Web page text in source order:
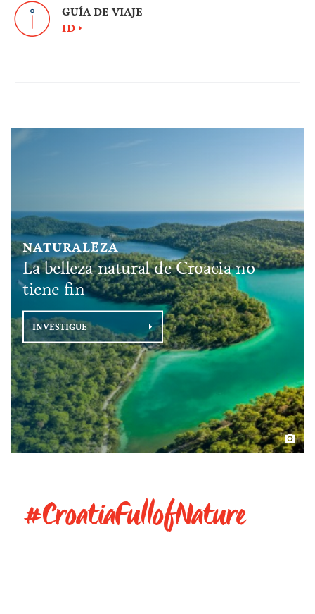
GUÍA DE VIAJE
ID
NATURALEZA
La belleza natural de Croacia no
tiene fin
INVESTIGUE
#CroatiaFullofNature